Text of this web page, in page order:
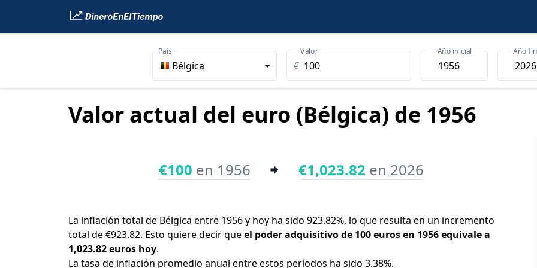
Bélgica
País
€
Valor Año inicial Año
Valor actual del euro (Bélgica) de 1956
€100 en 1956 €1,023.82 en 2026
La inflación total de Bélgica entre 1956 y hoy ha sido 923.82%, lo que resulta en un incremento
total de €923.82. Esto quiere decir queel poder adquisitivo de 100 euros en 1956 equivale a
1,023.82 euros hoy.
La tasa de inflación promedio anual entre estos períodos ha sido 3.38%.